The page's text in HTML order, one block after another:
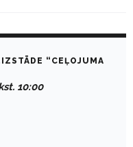
“CEĻOJUMA
10:00